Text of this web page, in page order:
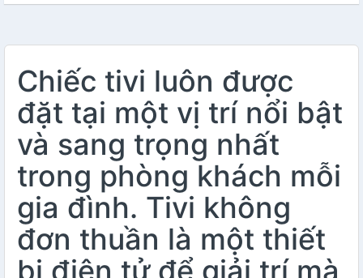
Chiếc tivi luôn được
đặt tại một vị trí nổi bật
và sang trọng nhất
trong phòng khách mỗi
gia đình. Tivi không
đơn thuần là một thiết
bị điện tử để giải trí mà